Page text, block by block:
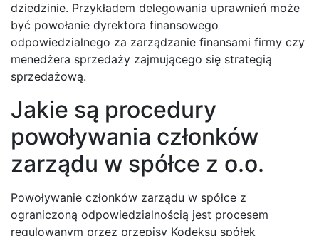
dziedzinie. Przykładem delegowania uprawnień może
być powołanie dyrektora finansowego
odpowiedzialnego za zarządzanie finansami firmy czy
menedżera sprzedaży zajmującego się strategią
sprzedażową.
Jakie są procedury
powoływania członków
zarządu w spółce z o.o.
Powoływanie członków zarządu w spółce z
ograniczoną odpowiedzialnością jest procesem
regulowanym przez przepisy Kodeksu spółek